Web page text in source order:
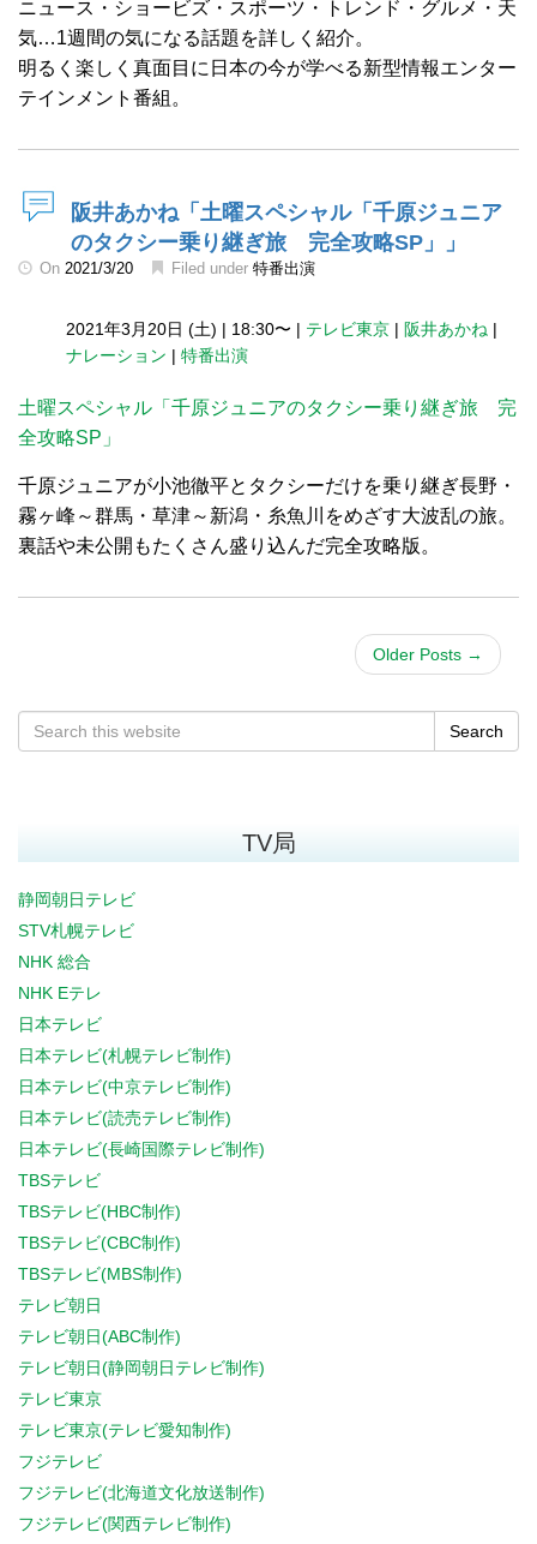
ニュース・ショービズ・スポーツ・トレンド・グルメ・天
気…1週間の気になる話題を詳しく紹介。
明るく楽しく真面目に日本の今が学べる新型情報エンター
テインメント番組。
阪井あかね「土曜スペシャル「千原ジュニア
のタクシー乗り継ぎ旅 完全攻略SP」」
On 2021/3/20 Filed under 特番出演
2021年3月20日 (土) | 18:30〜 | テレビ東京 | 阪井あかね |
ナレーション | 特番出演
土曜スペシャル「千原ジュニアのタクシー乗り継ぎ旅 完
全攻略SP」
千原ジュニアが小池徹平とタクシーだけを乗り継ぎ長野・
霧ヶ峰～群馬・草津～新潟・糸魚川をめざす大波乱の旅。
裏話や未公開もたくさん盛り込んだ完全攻略版。
Older Posts →
Search
TV局
静岡朝日テレビ
STV札幌テレビ
NHK 総合
NHK Eテレ
日本テレビ
日本テレビ(札幌テレビ制作)
日本テレビ(中京テレビ制作)
日本テレビ(読売テレビ制作)
日本テレビ(長崎国際テレビ制作)
TBSテレビ
TBSテレビ(HBC制作)
TBSテレビ(CBC制作)
TBSテレビ(MBS制作)
テレビ朝日
テレビ朝日(ABC制作)
テレビ朝日(静岡朝日テレビ制作)
テレビ東京
テレビ東京(テレビ愛知制作)
フジテレビ
フジテレビ(北海道文化放送制作)
フジテレビ(関西テレビ制作)